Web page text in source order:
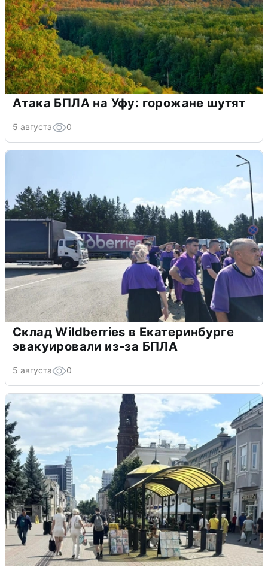
Атака БПЛА на Уфу: горожане шутят
5 августа 0
Склад Wildberries в Екатеринбурге
эвакуировали из-за БПЛА
5 августа 0